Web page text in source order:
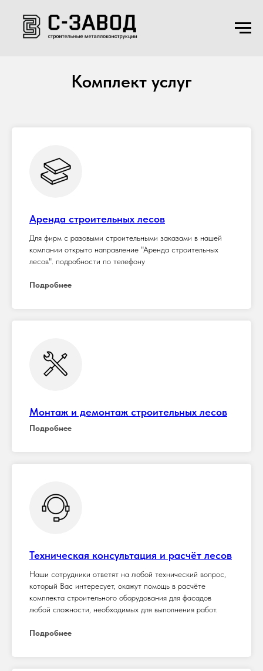
Комплект услуг
Аренда строительных лесов
Для фирм с разовыми строительными заказами в нашей
компании открыто направление "Аренда строительных
лесов". подробности по телефону
Подробнее
Монтаж и демонтаж строительных лесов
Подробнее
Техническая консультация и расчёт лесов
Наши сотрудники ответят на любой технический вопрос,
который Вас интересует, окажут помощь в расчёте
комплекта строительного оборудования для фасадов
любой сложности, необходимых для выполнения работ.
Подробнее